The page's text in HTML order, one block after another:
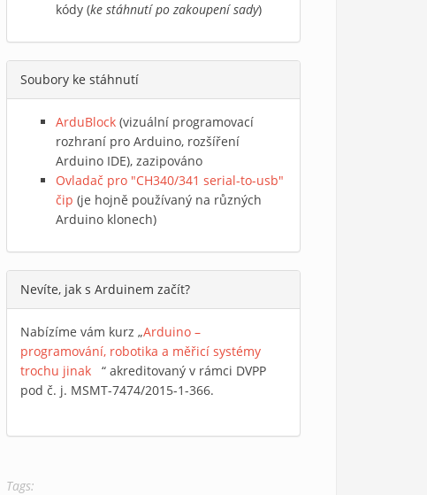
kódy (ke stáhnutí po zakoupení sady)
Soubory ke stáhnutí
ArduBlock(vizuální programovací
rozhraní pro Arduino, rozšíření
Arduino IDE), zazipováno
Ovladač pro "CH340/341 serial-to-usb"
čip (je hojně používaný na různých
Arduino klonech)
Nevíte, jak s Arduinem začít?
Nabízíme vám kurz „Arduino –
programování, robotika a měřicí systémy
trochu jinak (link is external)
“ akreditovaný v rámci DVPP
pod č. j. MSMT-7474/2015-1-366.
Tags: